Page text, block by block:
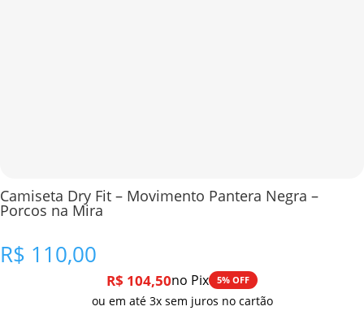
Camiseta Dry Fit – Movimento Pantera Negra –
Porcos na Mira
R$ 110,00
R$ 104,50no Pix 5% OFF
ou em até 3x sem juros no cartão